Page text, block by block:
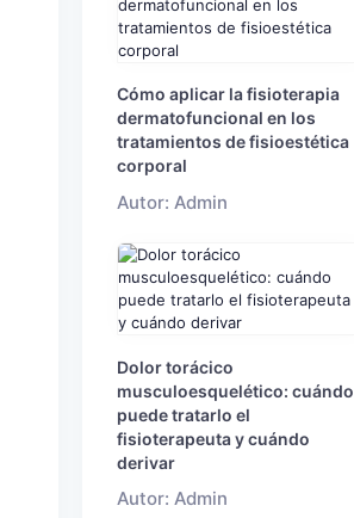
Cómo aplicar la fisioterapia
dermatofuncional en los
tratamientos de fisioestética
corporal
Autor: Admin
Dolor torácico
musculoesquelético: cuándo
puede tratarlo el
fisioterapeuta y cuándo
derivar
Autor: Admin